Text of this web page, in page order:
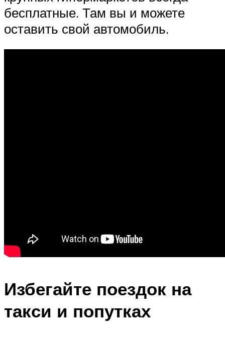
бесплатные. Там вы и можете
оставить свой автомобиль.
Избегайте поездок на
такси и попутках